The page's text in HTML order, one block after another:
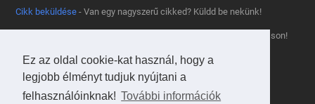
Ez az oldal cookie-kat használ, hogy a
legjobb élményt tudjuk nyújtani a
felhasználóinknak! További információk
Cikk beküldése - Van egy nagyszerű cikked? Küldd be nekünk!
- Tetszik az oldal? Segíts, hogy fennmaradhasson!
Kapcsolat, médiaajánlat- Lépj velünk kapcsolatba!
Használd a tooltipünket- A saját oldaladon is!